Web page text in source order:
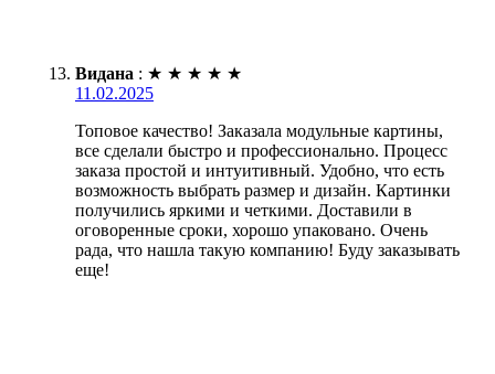
Видана : ★ ★ ★ ★ ★
11.02.2025
Топовое качество! Заказала модульные картины,
все сделали быстро и профессионально. Процесс
заказа простой и интуитивный. Удобно, что есть
возможность выбрать размер и дизайн. Картинки
получились яркими и четкими. Доставили в
оговоренные сроки, хорошо упаковано. Очень
рада, что нашла такую компанию! Буду заказывать
еще!